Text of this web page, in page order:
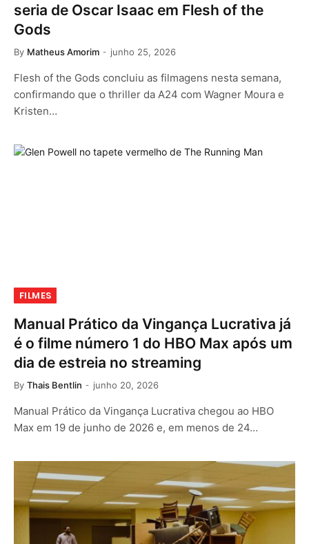
seria de Oscar Isaac em Flesh of the
Gods
By Matheus Amorim junho 25, 2026
Flesh of the Gods concluiu as filmagens nesta semana,
confirmando que o thriller da A24 com Wagner Moura e
Kristen…
FILMES
Manual Prático da Vingança Lucrativa já
é o filme número 1 do HBO Max após um
dia de estreia no streaming
By Thais Bentlin junho 20, 2026
Manual Prático da Vingança Lucrativa chegou ao HBO
Max em 19 de junho de 2026 e, em menos de 24…